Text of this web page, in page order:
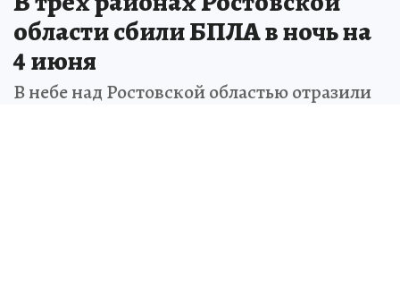
области сбили БПЛА в ночь на
4 июня
В небе над Ростовской областью отразили